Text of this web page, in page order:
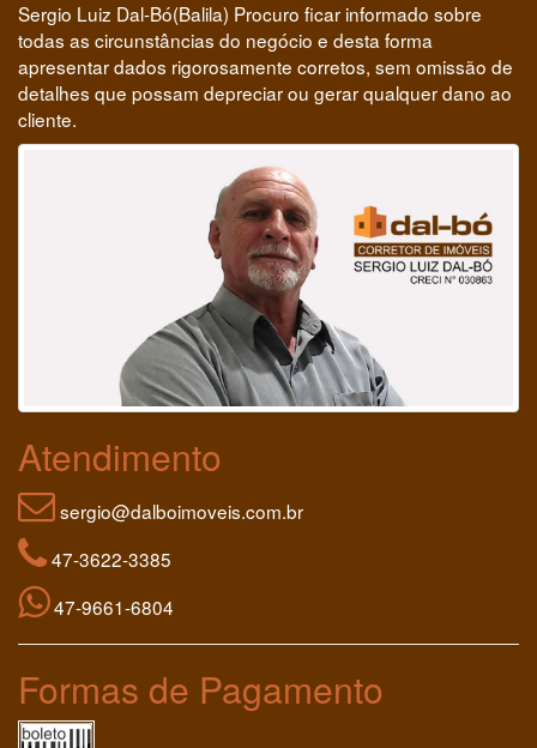
Atendimento
sergio@dalboimoveis.com.br
47-9661-6804
Formas de Pagamento
Encontre-nos